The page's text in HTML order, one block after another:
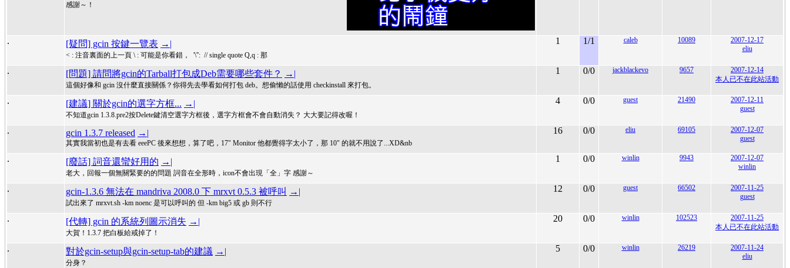
感謝～！
. [疑問] gcin 按鍵一覽表 →|
< : 注音裏面的上一頁 \ : 可能是你看錯， '\'': // single quote Q,q : 那
1 1/1 caleb 10089
2007-12-17
eliu
. [問題] 請問將gcin的Tarball打包成Deb需要哪些套件？ →|
這個好像和 gcin 沒什麼直接關係？你得先去學看如何打包 deb。想偷懶的話使用 checkinstall 來打包。
1 0/0 jackblackevo 9657
2007-12-14
本人已不在此站活動
. [建議] 關於gcin的選字方框... →|
不知道gcin 1.3.8.pre2按Delete鍵清空選字方框後，選字方框會不會自動消失？ 大大要記得改喔！
4 0/0 guest 21490
2007-12-11
guest
. gcin 1.3.7 released →|
其實我當初也是有去看 eeePC 後來想想，算了吧，17" Monitor 他都覺得字太小了，那 10" 的就不用說了...XD&nb
16 0/0 eliu 69105
2007-12-07
guest
. [廢話] 詞音還蠻好用的 →|
老大，回報一個無關緊要的的問題 詞音在全形時，icon不會出現「全」字 感謝～
1 0/0 winlin 9943
2007-12-07
winlin
. gcin-1.3.6 無法在 mandriva 2008.0 下 mrxvt 0.5.3 被呼叫 →|
試出來了 mrxvt.sh -km noenc 是可以呼叫的 但 -km big5 或 gb 則不行
12 0/0 guest 66502
2007-11-25
guest
. [代轉] gcin 的系統列圖示消失 →|
大賀！1.3.7 把白板給戒掉了！
20 0/0 winlin 102523
2007-11-25
本人已不在此站活動
. 對於gcin-setup與gcin-setup-tab的建議 →|
分身？
5 0/0 winlin 26219
2007-11-24
eliu